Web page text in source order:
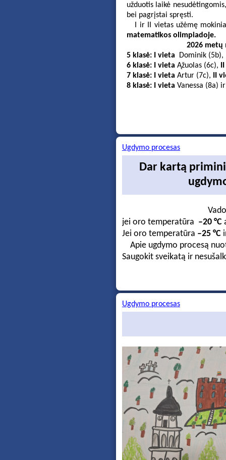
užduotis laikė
bei pagrįstai spręsti.
I ir II vietas užėmę
matematikos olimpiadoje.
2026 metų
5 klasė: I vieta Dominik (5b),
6 klasė: I vieta Ąžuolas (6c),
7 klasė: I vieta Artur (7c),
II
8 klasė: I vieta Vanessa (8a)
Ugdymo procesas
Dar kartą
jei oro temperatūra –20 °C
Jei oro temperatūra –25 °C
Apie ugdymo procesą
Saugokit sveikatą ir
Ugdymo procesas